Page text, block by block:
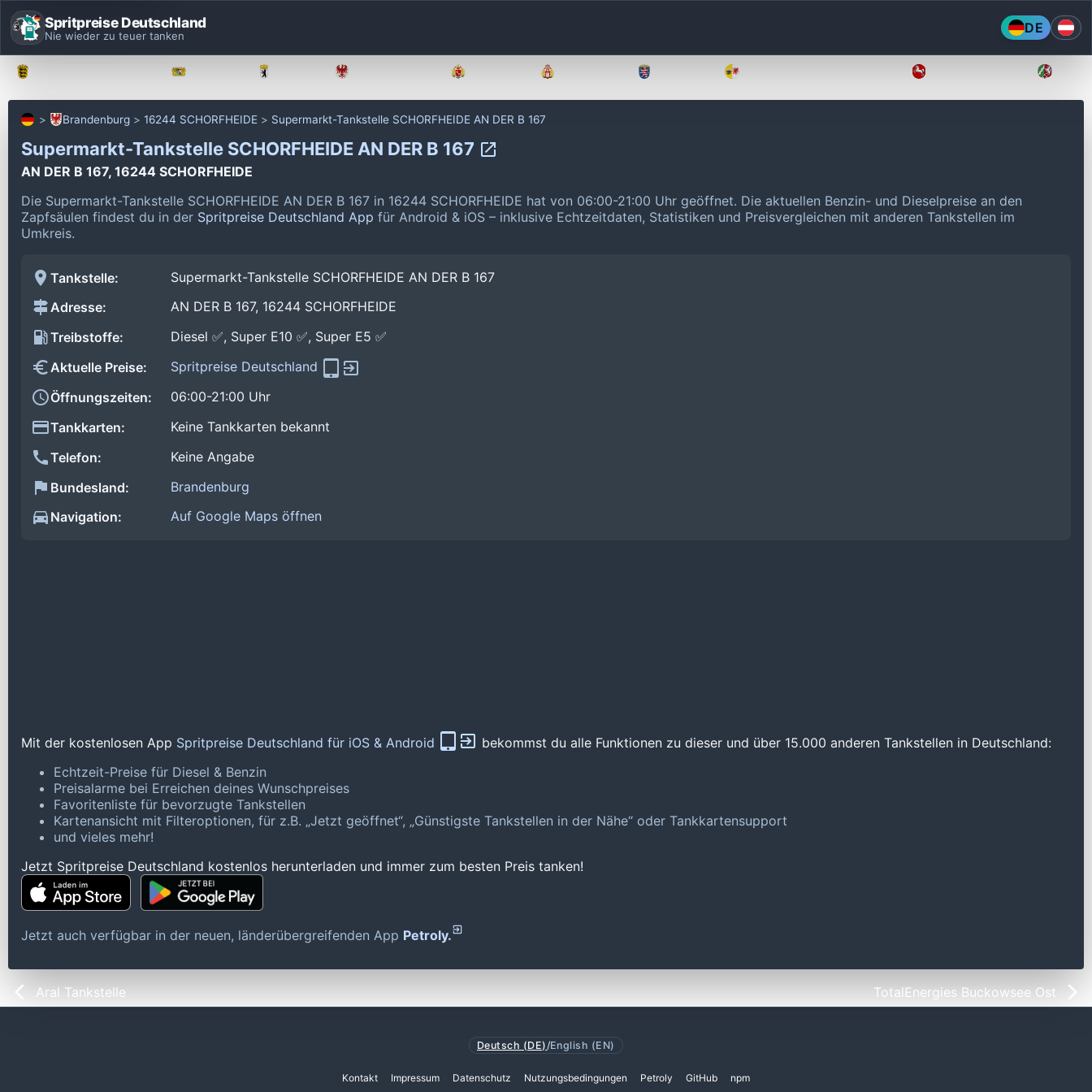
Spritpreise Deutschland
Nie wieder zu teuer tanken DE
Brandenburg 16244 SCHORFHEIDE Supermarkt-Tankstelle SCHORFHEIDE AN DER B 167
Supermarkt-Tankstelle SCHORFHEIDE AN DER B 167
AN DER B 167, 16244 SCHORFHEIDE
Die Supermarkt-Tankstelle SCHORFHEIDE AN DER B 167 in 16244 SCHORFHEIDE hat von 06:00-21:00 Uhr geöffnet. Die aktuellen Benzin- und Dieselpreise an den
Zapfsäulen findest du in der Spritpreise Deutschland App für Android & iOS – inklusive Echtzeitdaten, Statistiken und Preisvergleichen mit anderen Tankstellen im
Umkreis.
Tankstelle:
Supermarkt-Tankstelle SCHORFHEIDE AN DER B 167
Adresse:
AN DER B 167, 16244 SCHORFHEIDE
Treibstoffe:
Diesel ✅, Super E10 ✅, Super E5 ✅
Aktuelle Preise:
Spritpreise Deutschland
Öffnungszeiten:
06:00-21:00 Uhr
Tankkarten:
Keine Tankkarten bekannt
Telefon:
Keine Angabe
Bundesland:
Brandenburg
Navigation:
Auf Google Maps öffnen
Mit der kostenlosen App Spritpreise Deutschland für iOS & Android
bekommst du alle Funktionen zu dieser und über 15.000 anderen Tankstellen in Deutschland:
Echtzeit-Preise für Diesel & Benzin
Preisalarme bei Erreichen deines Wunschpreises
Favoritenliste für bevorzugte Tankstellen
Kartenansicht mit Filteroptionen, für z.B. „Jetzt geöffnet“, „Günstigste Tankstellen in der Nähe“ oder Tankkartensupport
und vieles mehr!
Jetzt Spritpreise Deutschland kostenlos herunterladen und immer zum besten Preis tanken!
Jetzt auch verfügbar in der neuen, länderübergreifenden App Petroly.
Aral Tankstelle TotalEnergies Buckowsee Ost
Deutsch (DE) /English (EN)
Kontakt Impressum Datenschutz Nutzungsbedingungen Petroly GitHub npm